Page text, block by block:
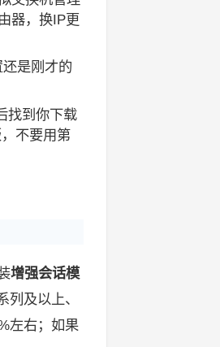
器，换IP更
是刚才的
找到你下载
不要用第
增强会话模
及以上、
左右；如果